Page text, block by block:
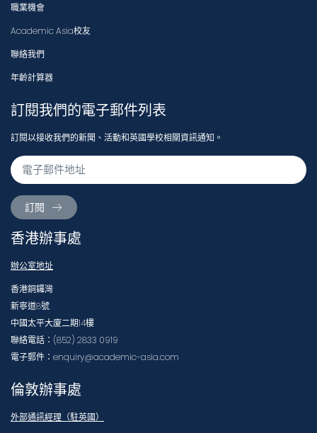
職業機會
Academic Asia校友
聯絡我們
年齡計算器
訂閱我們的電子郵件列表
訂閱以接收我們的新聞、活動和英國學校相關資訊通知。
訂閱
香港辦事處
辦公室地址
香港銅鑼灣
新寧道8號
中國太平大廈二期14樓
聯絡電話：(852) 2833 0919
電子郵件：enquiry@academic-asia.com
倫敦辦事處
外部通訊經理（駐英國）